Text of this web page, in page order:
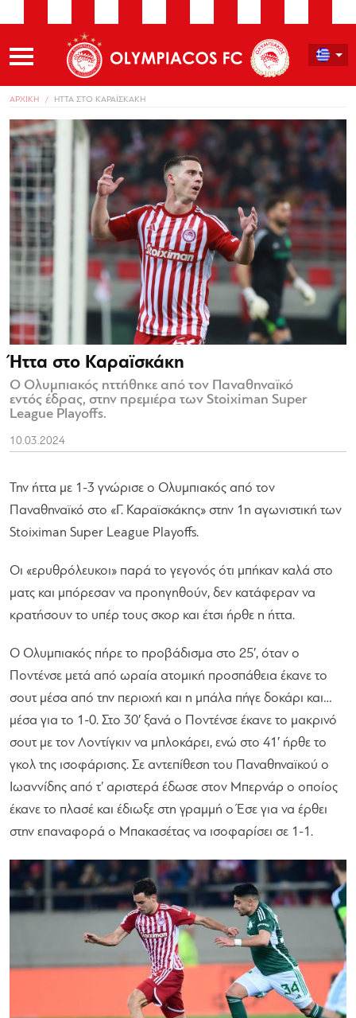
ΑΡΧΙΚΗ ΗΤΤΑ ΣΤΟ ΚΑΡΑΪΣΚΑΚΗ
Ήττα στο Καραϊσκάκη
Ο Ολυμπιακός ηττήθηκε από τον Παναθηναϊκό
εντός έδρας, στην πρεμιέρα των Stoiximan Super
League Playoffs.
10.03.2024
Την ήττα με 1-3 γνώρισε ο Ολυμπιακός από τον
Παναθηναϊκό στο «Γ. Καραϊσκάκης» στην 1η αγωνιστική των
Stoiximan Super League Playoffs.
Οι «ερυθρόλευκοι» παρά το γεγονός ότι μπήκαν καλά στο
ματς και μπόρεσαν να προηγηθούν, δεν κατάφεραν να
κρατήσουν το υπέρ τους σκορ και έτσι ήρθε η ήττα.
Ο Ολυμπιακός πήρε το προβάδισμα στο 25′, όταν ο
Ποντένσε μετά από ωραία ατομική προσπάθεια έκανε το
σουτ μέσα από την περιοχή και η μπάλα πήγε δοκάρι και…
μέσα για το 1-0. Στο 30′ ξανά ο Ποντένσε έκανε το μακρινό
σουτ με τον Λοντίγκιν να μπλοκάρει, ενώ στο 41′ ήρθε το
γκολ της ισοφάρισης. Σε αντεπίθεση του Παναθηναϊκού ο
Ιωαννίδης από τ’ αριστερά έδωσε στον Μπερνάρ ο οποίος
έκανε το πλασέ και έδιωξε στη γραμμή ο Έσε για να έρθει
στην επαναφορά ο Μπακασέτας να ισοφαρίσει σε 1-1.